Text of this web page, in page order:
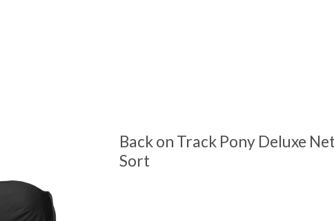
Back on Track Pony Deluxe
Sort